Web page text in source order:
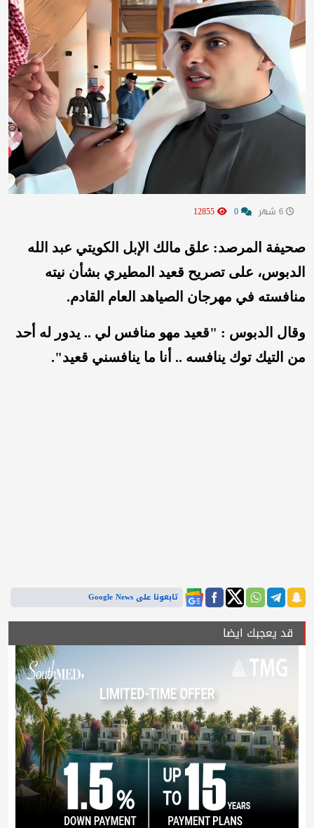
صحيفة المرصد: علق مالك الإبل الكويتي عبد الله
الدبوس، على تصريح قعيد المطيري بشأن نيته
منافسته في مهرجان الصياهد العام القادم.
وقال الدبوس : "قعيد مهو منافس لي .. يدور له أحد
من التيك توك ينافسه .. أنا ما ينافسني قعيد".
تابعونا على Google News
قد يعجبك ايضا